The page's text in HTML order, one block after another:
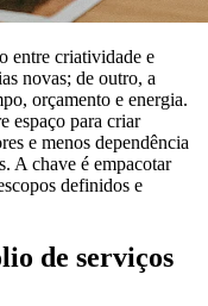
entre criatividade e
novas; de outro, a
orçamento e energia.
espaço para criar
e menos dependência
A chave é empacotar
definidos e
de serviços